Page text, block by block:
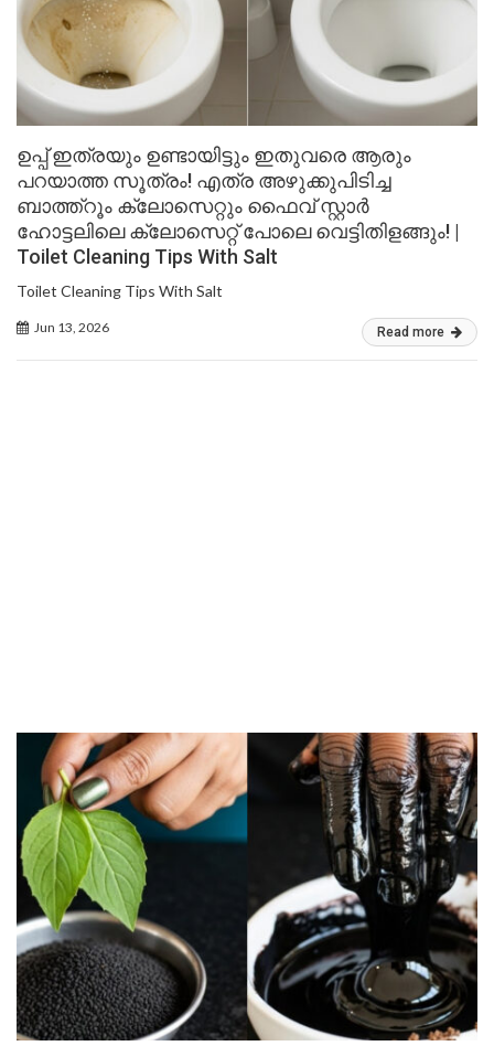
ഉപ്പ് ഇത്രയും ഉണ്ടായിട്ടും ഇതുവരെ ആരും
പറയാത്ത സൂത്രം! എത്ര അഴുക്കുപിടിച്ച
ബാത്ത്റൂം ക്ലോസെറ്റും ഫൈവ് സ്റ്റാർ
ഹോട്ടലിലെ ക്ലോസെറ്റ് പോലെ വെട്ടിതിളങ്ങും! |
Toilet Cleaning Tips With Salt
Toilet Cleaning Tips With Salt
Jun 13, 2026 Read more